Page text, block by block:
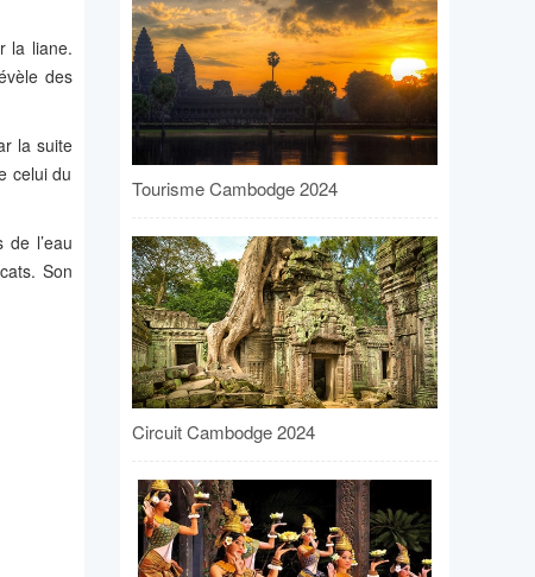
la liane.
des
la suite
celui du
l’eau
Son
Tourisme Cambodge 2024
Circuit Cambodge 2024